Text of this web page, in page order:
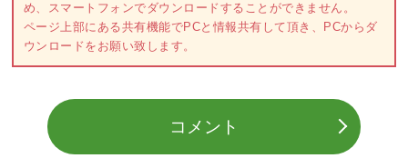
め、スマートフォンでダウンロードすることができません。
ページ上部にある共有機能でPCと情報共有して頂き、PCからダ
ウンロードをお願い致します。
コメント